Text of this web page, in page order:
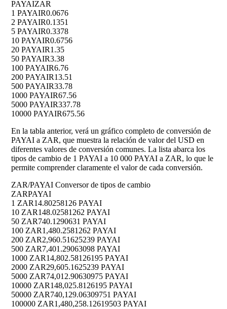
PAYAIZAR
1 PAYAIR0.0676
2 PAYAIR0.1351
5 PAYAIR0.3378
10 PAYAIR0.6756
20 PAYAIR1.35
50 PAYAIR3.38
100 PAYAIR6.76
200 PAYAIR13.51
500 PAYAIR33.78
1000 PAYAIR67.56
5000 PAYAIR337.78
10000 PAYAIR675.56
En la tabla anterior, verá un gráfico completo de conversión de
PAYAI a ZAR, que muestra la relación de valor del USD en
diferentes valores de conversión comunes. La lista abarca los
tipos de cambio de 1 PAYAI a 10 000 PAYAI a ZAR, lo que le
permite comprender claramente el valor de cada conversión.
ZAR/PAYAI Conversor de tipos de cambio
ZARPAYAI
1 ZAR14.80258126 PAYAI
10 ZAR148.02581262 PAYAI
50 ZAR740.1290631 PAYAI
100 ZAR1,480.2581262 PAYAI
200 ZAR2,960.51625239 PAYAI
500 ZAR7,401.29063098 PAYAI
1000 ZAR14,802.58126195 PAYAI
2000 ZAR29,605.1625239 PAYAI
5000 ZAR74,012.90630975 PAYAI
10000 ZAR148,025.8126195 PAYAI
50000 ZAR740,129.06309751 PAYAI
100000 ZAR1,480,258.12619503 PAYAI